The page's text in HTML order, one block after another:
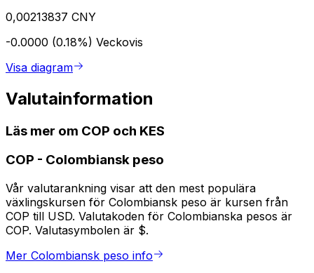
0,00213837 CNY
-0.0000 (0.18%) Veckovis
Visa diagram
Valutainformation
Läs mer om COP och KES
COP - Colombiansk peso
Vår valutarankning visar att den mest populära
växlingskursen för Colombiansk peso är kursen från
COP till USD. Valutakoden för Colombianska pesos är
COP. Valutasymbolen är $.
Mer Colombiansk peso info